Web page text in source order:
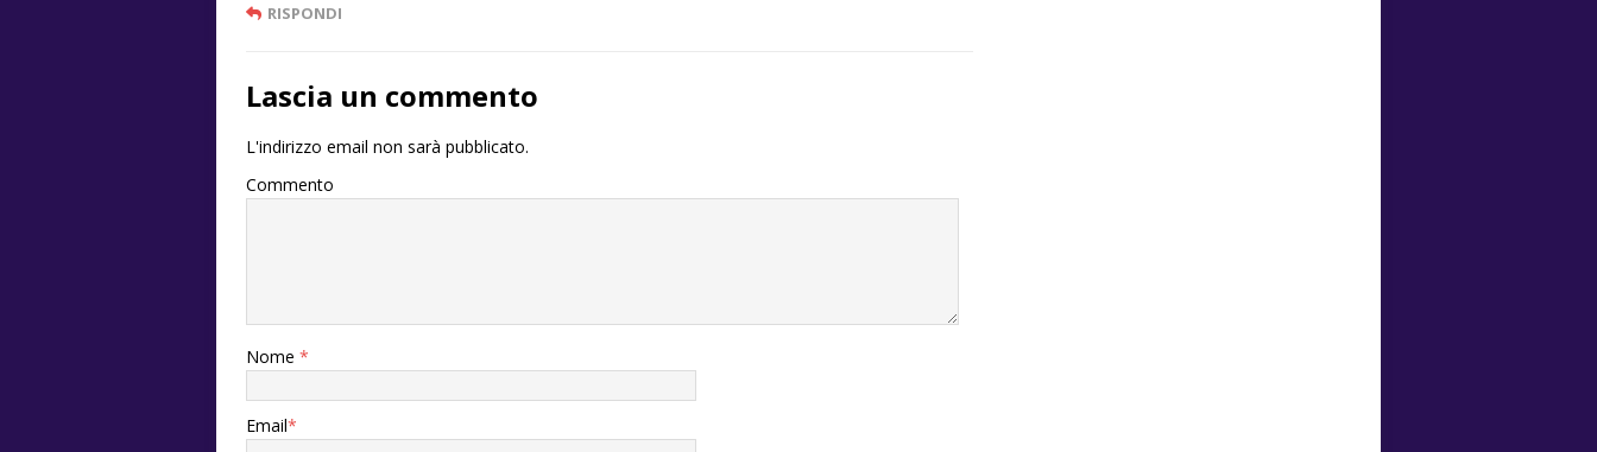
RISPONDI
Lascia un commento
L'indirizzo email non sarà pubblicato.
Commento
Nome *
Email*